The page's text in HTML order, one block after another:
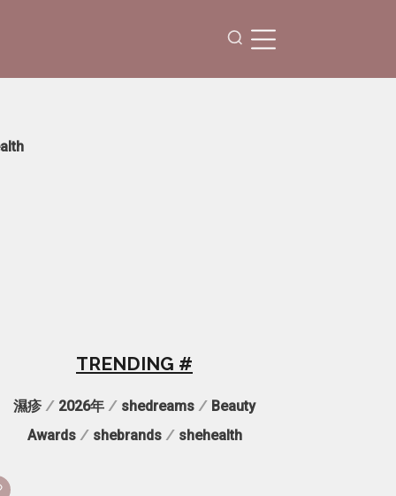
TRENDING #
濕疹 / 2026年 / shedreams / Beauty
Awards/ shebrands/ shehealth